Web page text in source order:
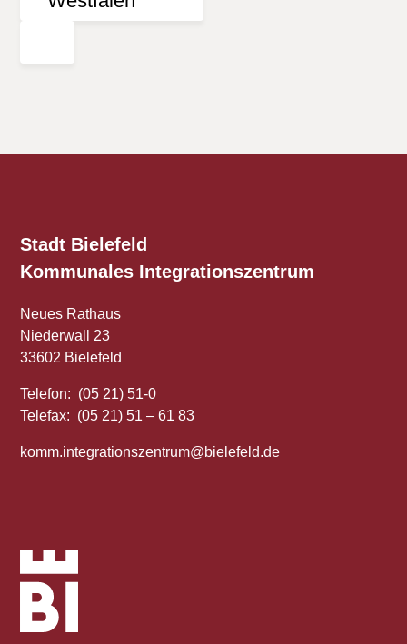
Stadt Bielefeld
Kommunales Integrationszentrum
Neues Rathaus
Niederwall 23
33602 Bielefeld
Telefon: (05 21) 51-0
Telefax: (05 21) 51 – 61 83
komm.integrationszentrum@bielefeld.de